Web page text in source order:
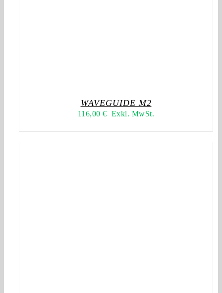
WAVEGUIDE M2
116,00€ Exkl. MwSt.